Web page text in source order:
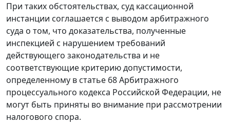
При таких обстоятельствах, суд кассационной
инстанции соглашается с выводом арбитражного
суда о том, что доказательства, полученные
инспекцией с нарушением требований
действующего законодательства и не
соответствующие критерию допустимости,
определенному в статье 68Арбитражного
процессуального кодекса Российской Федерации, не
могут быть приняты во внимание при рассмотрении
налогового спора.